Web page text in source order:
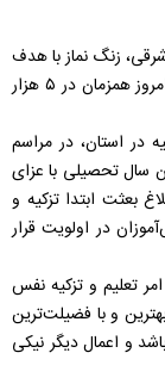
زنگ نماز با هدف
نهادینه شدن فرهنگ نمازخوانی در بین دانش آموزان امروز همزمان در ۵ هزار
در استان، در مراسم
سال تحصیلی با عزای
بعثت ابتدا تزکیه و
در اولویت قرار
تعلیم و تزکیه نفس
و با فضیلت‌ترین
و اعمال دیگر نیکی